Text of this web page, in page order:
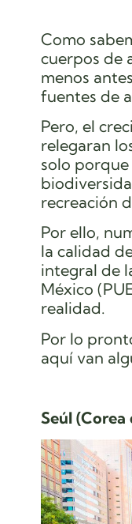
Como
cuerpos de
menos
fuentes de
Pero, el
relegaran
solo
recreación
Por ello,
la calidad
integral de
México
realidad.
Por lo
aquí van
Seúl (Corea